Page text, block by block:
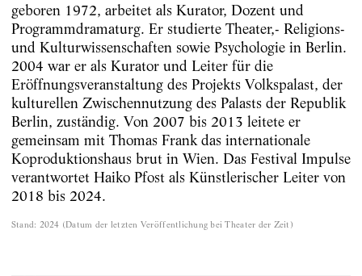
geboren 1972, arbeitet als Kurator, Dozent und
Programmdramaturg. Er studierte Theater,- Religions-
und Kulturwissenschaften sowie Psychologie in Berlin.
2004 war er als Kurator und Leiter für die
Eröffnungsveranstaltung des Projekts Volkspalast, der
kulturellen Zwischennutzung des Palasts der Republik
Berlin, zuständig. Von 2007 bis 2013 leitete er
gemeinsam mit Thomas Frank das internationale
Koproduktionshaus brut in Wien. Das Festival Impulse
verantwortet Haiko Pfost als Künstlerischer Leiter von
2018 bis 2024.
Stand: 2024 ( Datum der letzten Veröffentlichung bei Theater der Zeit )